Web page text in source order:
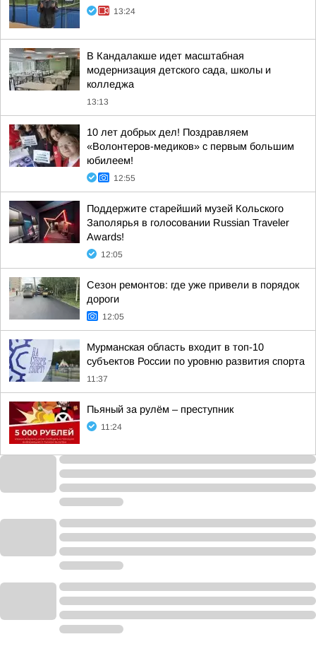
13:24
В Кандалакше идет масштабная
модернизация детского сада, школы и
колледжа
13:13
10 лет добрых дел! Поздравляем
«Волонтеров-медиков» с первым большим
юбилеем!
12:55
Поддержите старейший музей Кольского
Заполярья в голосовании Russian Traveler
Awards!
12:05
Сезон ремонтов: где уже привели в порядок
дороги
12:05
Мурманская область входит в топ-10
субъектов России по уровню развития спорта
11:37
Пьяный за рулём – преступник
11:24